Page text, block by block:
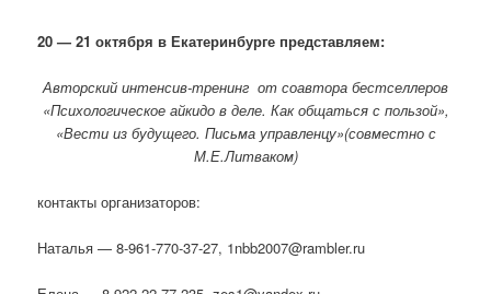
20 — 21 октября в Екатеринбурге представляем:
Авторский интенсив-тренинг от соавтора бестселлеров
«Психологическое айкидо в деле. Как общаться с пользой»,
«Вести из будущего. Письма управленцу»(совместно с
М.Е.Литваком)
контакты организаторов:
Наталья — 8-961-770-37-27, 1nbb2007@rambler.ru